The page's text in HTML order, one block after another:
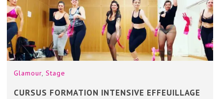
Glamour, Stage
CURSUS FORMATION INTENSIVE EFFEUILLAGE